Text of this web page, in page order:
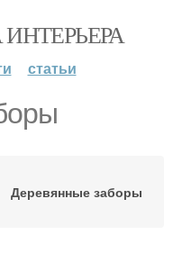
статьи
Деревянные заборы